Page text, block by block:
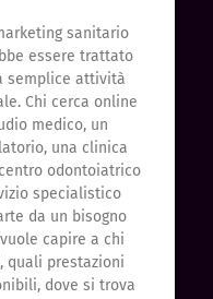
sanitario
essere trattato
semplice attività
Chi cerca online
medico, un
una clinica
odontoiatrico
specialistico
da un bisogno
capire a chi
quali prestazioni
dove si trova